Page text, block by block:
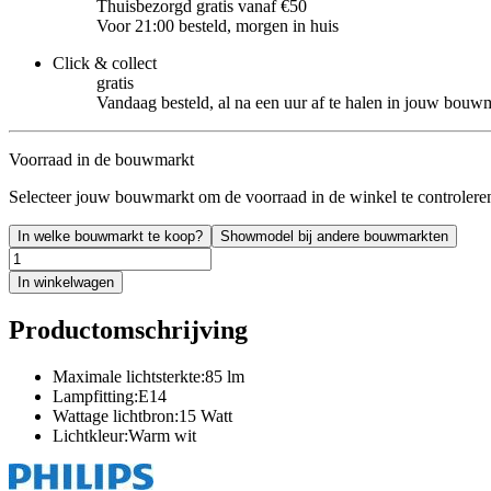
Thuisbezorgd gratis vanaf €50
Voor 21:00 besteld, morgen in huis
Click & collect
gratis
Vandaag besteld, al na een uur af te halen in jouw
Voorraad in de bouwmarkt
Selecteer jouw bouwmarkt om de voorraad in de winkel te
In welke bouwmarkt te koop? Showmodel bij andere bouwmarkten
In winkelwagen
Productomschrijving
Maximale lichtsterkte:85 lm
Lampfitting:E14
Wattage lichtbron:15 Watt
Lichtkleur:Warm wit